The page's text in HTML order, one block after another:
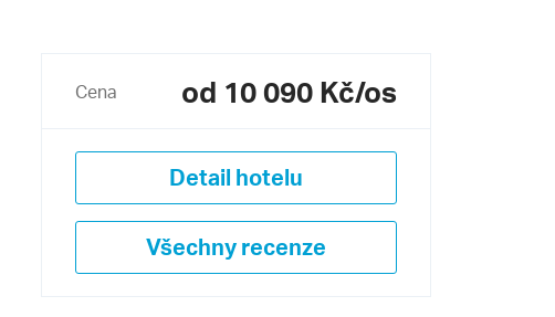
Cena od 10 090 Kč/os
Detail hotelu
Všechny recenze